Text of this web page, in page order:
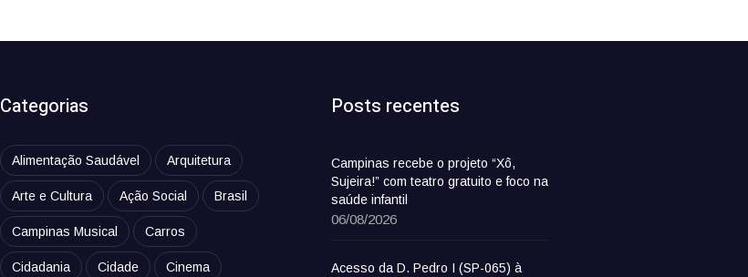
Categorias
Alimentação Saudável Arquitetura
Arte e Cultura Ação Social Brasil
Campinas Musical Carros
Cidadania Cidade Cinema
Posts recentes
Campinas recebe o projeto “Xô,
Sujeira!” com teatro gratuito e foco na
saúde infantil
06/08/2026
Acesso da D. Pedro I (SP-065) à